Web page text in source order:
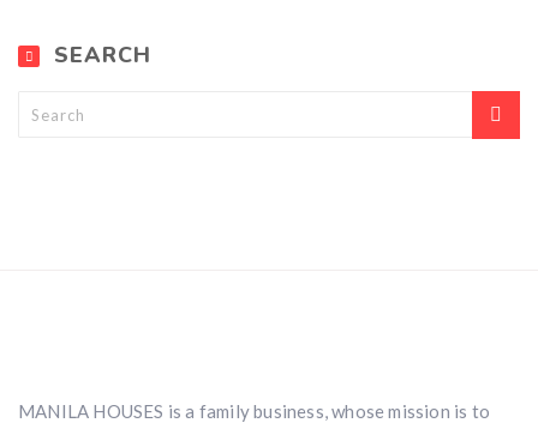
SEARCH
MANILA HOUSES is a family business, whose mission is to